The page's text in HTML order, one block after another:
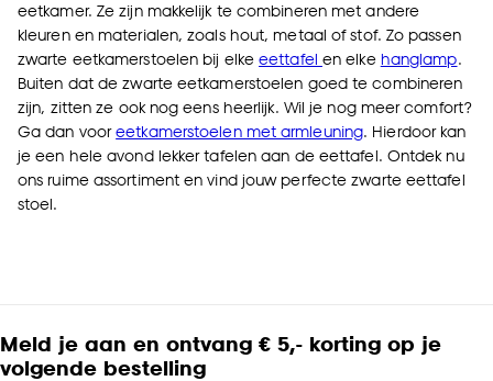
eetkamer. Ze zijn makkelijk te combineren met andere
kleuren en materialen, zoals hout, metaal of stof. Zo passen
zwarte eetkamerstoelen bij elkeeettafel en elke hanglamp.
Buiten dat de zwarte eetkamerstoelen goed te combineren
zijn, zitten ze ook nog eens heerlijk. Wil je nog meer comfort?
Ga dan vooreetkamerstoelen met armleuning. Hierdoor kan
je een hele avond lekker tafelen aan de eettafel. Ontdek nu
ons ruime assortiment en vind jouw perfecte zwarte eettafel
stoel.
Meld je aan en ontvang € 5,- korting op je
volgende bestelling